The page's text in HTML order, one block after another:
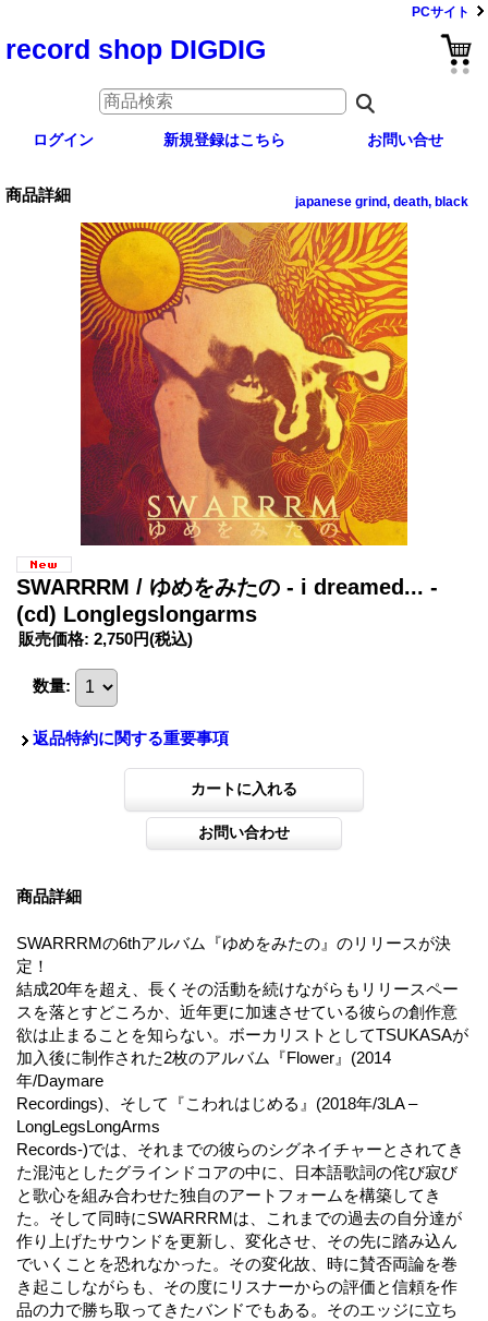
PCサイト
record shop DIGDIG
ログイン 新規登録はこちら お問い合せ
商品詳細 japanese grind, death, black
SWARRRM / ゆめをみたの - i dreamed... -
(cd) Longlegslongarms
販売価格: 2,750円(税込)
数量:
返品特約に関する重要事項
商品詳細
SWARRRMの6thアルバム『ゆめをみたの』のリリースが決
定！
結成20年を超え、長くその活動を続けながらもリリースペー
スを落とすどころか、近年更に加速させている彼らの創作意
欲は止まることを知らない。ボーカリストとしてTSUKASAが
加入後に制作された2枚のアルバム『Flower』(2014
年/Daymare
Recordings)、そして『こわれはじめる』(2018年/3LA –
LongLegsLongArms
Records-)では、それまでの彼らのシグネイチャーとされてき
た混沌としたグラインドコアの中に、日本語歌詞の侘び寂び
と歌心を組み合わせた独自のアートフォームを構築してき
た。そして同時にSWARRRMは、これまでの過去の自分達が
作り上げたサウンドを更新し、変化させ、その先に踏み込ん
でいくことを恐れなかった。その変化故、時に賛否両論を巻
き起こしながらも、その度にリスナーからの評価と信頼を作
品の力で勝ち取ってきたバンドでもある。そのエッジに立ち